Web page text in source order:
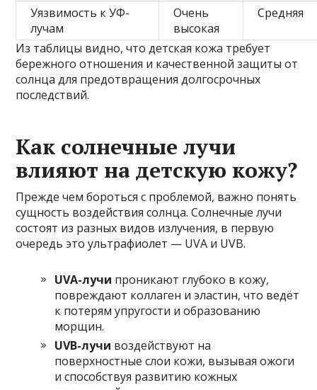
Уязвимость к УФ-
лучам
Очень
высокая
Средняя
Из таблицы видно, что детская кожа требует
бережного отношения и качественной защиты от
солнца для предотвращения долгосрочных
последствий.
Как солнечные лучи
влияют на детскую кожу?
Прежде чем бороться с проблемой, важно понять
сущность воздействия солнца. Солнечные лучи
состоят из разных видов излучения, в первую
очередь это ультрафиолет — UVA и UVB.
UVA-лучи проникают глубоко в кожу,
повреждают коллаген и эластин, что ведёт
к потерям упругости и образованию
морщин.
UVB-лучи воздействуют на
поверхностные слои кожи, вызывая ожоги
и способствуя развитию кожных